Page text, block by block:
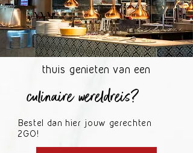
thuis genieten van een
culinaire wereldreis?
Bestel dan hier jouw gerechten
2GO!